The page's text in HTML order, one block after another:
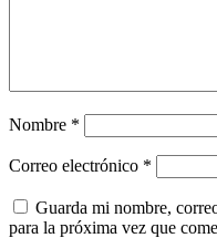
Nombre *
Correo electrónico *
Guarda mi nombre,
para la próxima vez que